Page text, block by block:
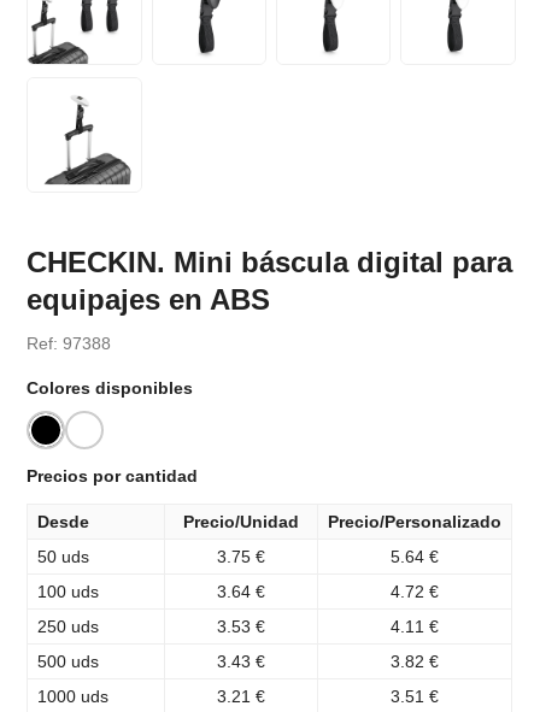
CHECKIN. Mini báscula digital para
equipajes en ABS
Ref: 97388
Colores disponibles
Precios por cantidad
Desde Precio/Unidad
Precio/Personalizado
50 uds
3.75 €
5.64 €
100 uds
3.64 €
4.72 €
250 uds
3.53 €
4.11 €
500 uds
3.43 €
3.82 €
1000 uds
3.21 €
3.51 €